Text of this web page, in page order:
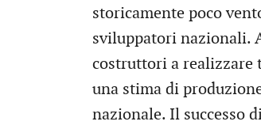
storicamente poco
sviluppatori nazionali.
costruttori a realizzare
una stima di
nazionale. Il successo